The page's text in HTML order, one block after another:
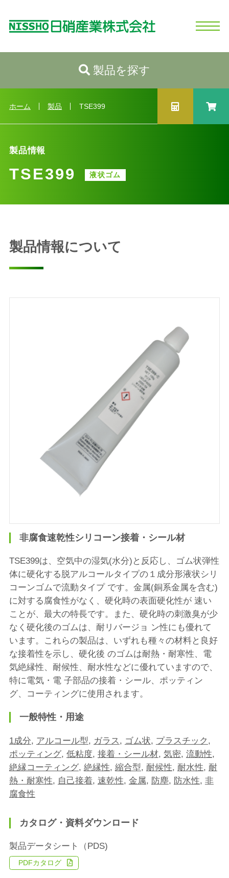
ホーム
日硝産業の強み
シリコーンとは
製品情報
製品情報トップへ カテゴリから探す
業種から探す
会社情報
お問い合わせ
ログイン
新規会員登録
製品を探す
ホーム 製品 TSE399
製品情報
TSE399 液状ゴム
製品情報について
非腐食速乾性シリコーン接着・シール材
TSE399は、空気中の湿気(水分)と反応し、ゴム状弾性
体に硬化する脱アルコールタイプの１成分形液状シリ
コーンゴムで流動タイプ です。金属(銅系金属を含む)
に対する腐食性がなく、硬化時の表面硬化性が 速い
ことが、最大の特長です。また、硬化時の刺激臭が少
なく硬化後のゴムは、耐リバージョ ン性にも優れて
います。これらの製品は、いずれも種々の材料と良好
な接着性を示し、硬化後 のゴムは耐熱・耐寒性、電
気絶縁性、耐候性、耐水性などに優れていますので、
特に電気・電 子部品の接着・シール、ポッティン
グ、コーティングに使用されます。
一般特性・用途
1成分, アルコール型, ガラス , ゴム状, プラスチック ,
ポッティング, 低粘度, 接着・シール材, 気密, 流動性,
絶縁コーティング, 絶縁性, 縮合型, 耐候性, 耐水性, 耐
熱・耐寒性, 自己接着, 速乾性, 金属, 防塵, 防水性, 非
腐食性
カタログ・資料ダウンロード
製品データシート（PDS)
PDFカタログ